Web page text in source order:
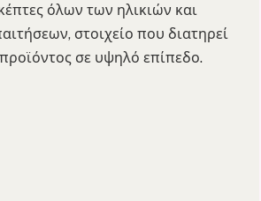
όλων των ηλικιών και
στοιχείο που διατηρεί
σε υψηλό επίπεδο.